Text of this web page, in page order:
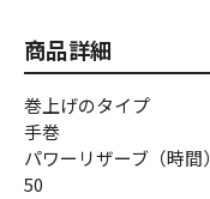
商品詳細
巻上げのタイプ
手巻
パワーリザーブ（時間）
50